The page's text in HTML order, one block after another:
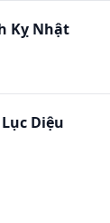
Kỵ Nhật
Diệu